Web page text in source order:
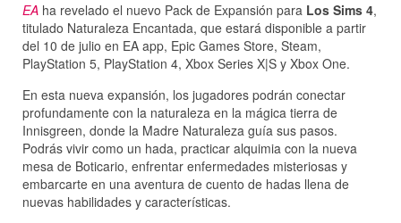
EA ha revelado el nuevo Pack de Expansión para Los Sims 4,
titulado Naturaleza Encantada, que estará disponible a partir
del 10 de julio en EA app, Epic Games Store, Steam,
PlayStation 5, PlayStation 4, Xbox Series X|S y Xbox One.
En esta nueva expansión, los jugadores podrán conectar
profundamente con la naturaleza en la mágica tierra de
Innisgreen, donde la Madre Naturaleza guía sus pasos.
Podrás vivir como un hada, practicar alquimia con la nueva
mesa de Boticario, enfrentar enfermedades misteriosas y
embarcarte en una aventura de cuento de hadas llena de
nuevas habilidades y características.